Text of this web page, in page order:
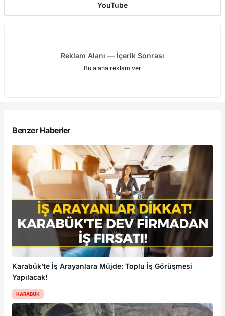
YouTube
Reklam Alanı — İçerik Sonrası
Bu alana reklam ver
Benzer Haberler
Karabük’te İş Arayanlara Müjde: Toplu İş Görüşmesi
Yapılacak!
KARABÜK